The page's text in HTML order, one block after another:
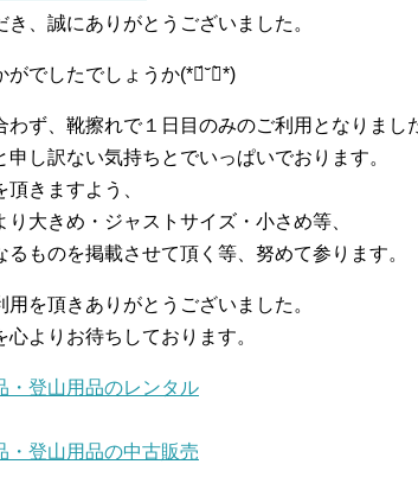
き、誠にありがとうございました。
がでしたでしょうか(*ฅ́˘ฅ̀*)
わず、靴擦れで１日目のみのご利用となりまし
申し訳ない気持ちとでいっぱいでおります。
きますよう、
り大きめ・ジャストサイズ・小さめ等、
るものを掲載させて頂く等、努めて参ります。
用を頂きありがとうございました。
心よりお待ちしております。